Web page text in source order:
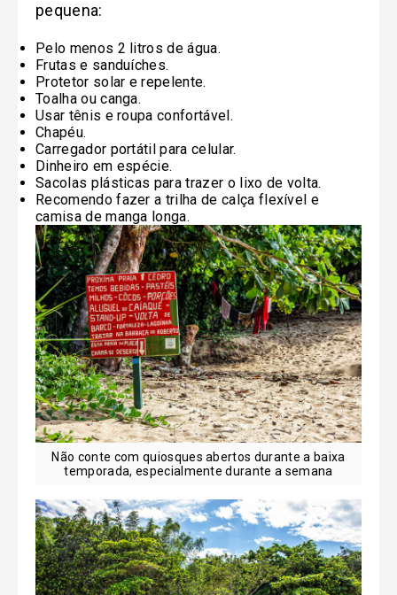
pequena:
Pelo menos 2 litros de água.
Frutas e sanduíches.
Protetor solar e repelente.
Toalha ou canga.
Usar tênis e roupa confortável.
Chapéu.
Carregador portátil para celular.
Dinheiro em espécie.
Sacolas plásticas para trazer o lixo de volta.
Recomendo fazer a trilha de calça flexível e
camisa de manga longa.
Não conte com quiosques abertos durante a baixa
temporada, especialmente durante a semana